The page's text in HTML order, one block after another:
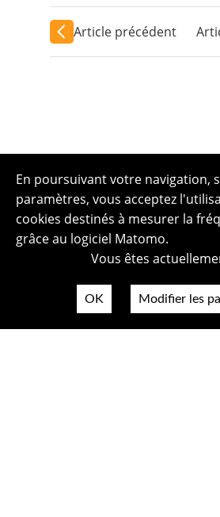
Article précédent
En poursuivant votre navigation,
paramètres, vous acceptez
cookies destinés à mesurer la
grâce au logiciel Matomo.
Vous êtes
OK Modifier les